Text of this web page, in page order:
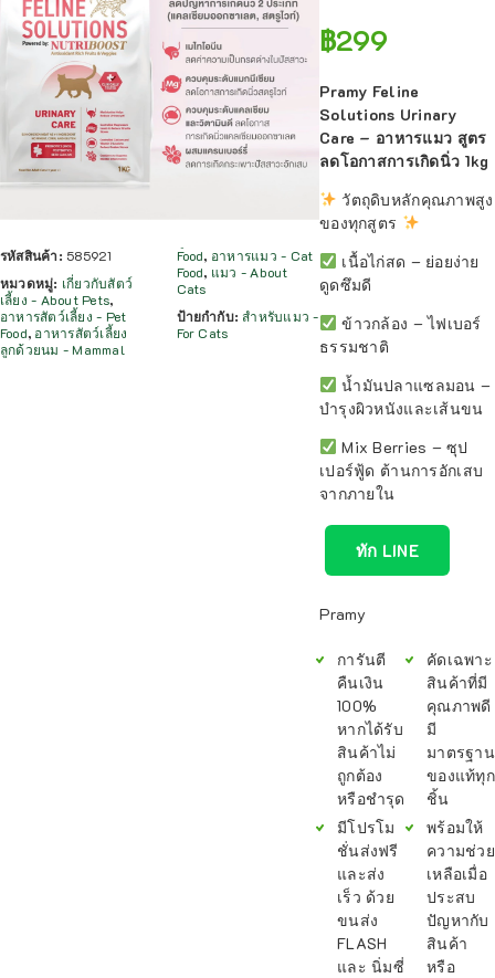
รหัสสินค้า: 585921
หมวดหมู่: เกี่ยวกับสัตว์
เลี้ยง - About Pets,
อาหารสัตว์เลี้ยง - Pet
Food, อาหารสัตว์เลี้ยง
ลูกด้วยนม - Mammal
Food, อาหารแมว - Cat
Food, แมว - About
Cats
ป้ายกำกับ:สำหรับแมว -
For Cats
฿299
Pramy Feline
Solutions Urinary
Care – อาหารแมว สูตร
ลดโอกาสการเกิดนิ่ว 1kg
วัตถุดิบหลักคุณภาพสูง
ของทุกสูตร
เนื้อไก่สด – ย่อยง่าย
ดูดซึมดี
ข้าวกล้อง – ไฟเบอร์
ธรรมชาติ
น้ำมันปลาแซลมอน –
บำรุงผิวหนังและเส้นขน
Mix Berries – ซุป
เปอร์ฟู้ด ต้านการอักเสบ
จากภายใน
ทัก LINE
Pramy
การันตี
คืนเงิน
100%
หากได้รับ
สินค้าไม่
ถูกต้อง
หรือชำรุด
มีโปรโม
ชั่นส่งฟรี
และส่ง
เร็ว ด้วย
ขนส่ง
FLASH
และ นิ่มซี่
คัดเฉพาะ
สินค้าที่มี
คุณภาพดี
มี
มาตรฐาน
ของแท้ทุก
ชิ้น
พร้อมให้
ความช่วย
เหลือเมื่อ
ประสบ
ปัญหากับ
สินค้า
หรือ